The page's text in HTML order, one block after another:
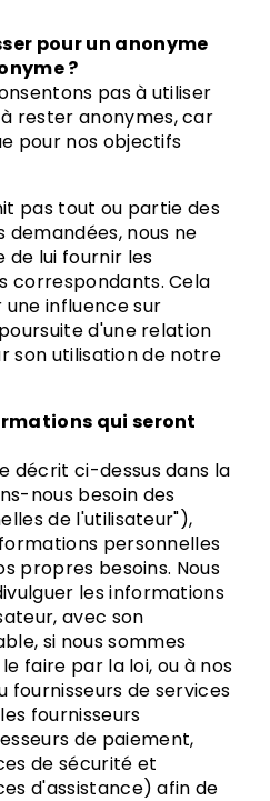
pour un anonyme
?
pas à utiliser
rester anonymes, car
pour nos objectifs
pas tout ou partie des
nous ne
de lui fournir les
correspondants. Cela
influence sur
d'une relation
son utilisation de notre
qui seront
décrit ci-dessus dans la
nous besoin des
de l'utilisateur"),
personnelles
propres besoins. Nous
les informations
avec son
si nous sommes
faire par la loi, ou à nos
fournisseurs de services
fournisseurs
de paiement,
de sécurité et
d'assistance) afin de